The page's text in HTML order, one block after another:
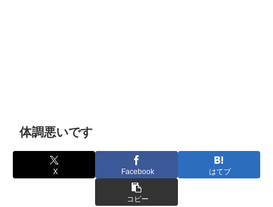
体調悪いです
X Facebook はてブ
コピー